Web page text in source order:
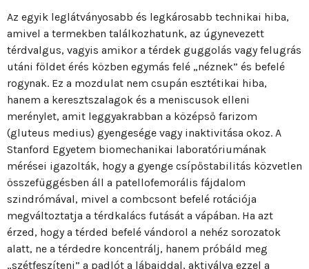
Az egyik leglátványosabb és legkárosabb technikai hiba,
amivel a termekben találkozhatunk, az úgynevezett
térdvalgus, vagyis amikor a térdek guggolás vagy felugrás
utáni földet érés közben egymás felé „néznek” és befelé
rogynak. Ez a mozdulat nem csupán esztétikai hiba,
hanem a keresztszalagok és a meniscusok elleni
merénylet, amit leggyakrabban a középső farizom
(gluteus medius) gyengesége vagy inaktivitása okoz. A
Stanford Egyetem biomechanikai laboratóriumának
mérései igazolták, hogy a gyenge csípőstabilitás közvetlen
összefüggésben áll a patellofemorális fájdalom
szindrómával, mivel a combcsont befelé rotációja
megváltoztatja a térdkalács futását a vápában. Ha azt
érzed, hogy a térded befelé vándorol a nehéz sorozatok
alatt, ne a térdedre koncentrálj, hanem próbáld meg
„szétfeszíteni” a padlót a lábaiddal, aktiválva ezzel a